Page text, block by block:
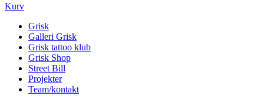
Kurv
Grisk
Galleri Grisk
Grisk tattoo klub
Grisk Shop
Street Bill
Projekter
Team/kontakt